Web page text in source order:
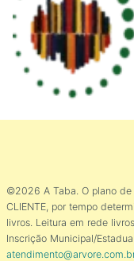
©2026 A Taba. O plano de
CLIENTE, por tempo
livros. Leitura em rede
Inscrição Municipal/